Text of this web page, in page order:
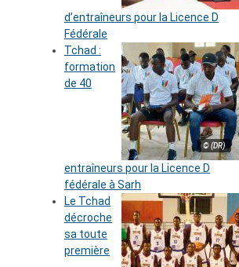
d’entraîneurs pour la Licence D
Fédérale
© (DR)
Tchad :
formation
de 40
entraîneurs pour la Licence D
fédérale à Sarh
Le Tchad
décroche
sa toute
première